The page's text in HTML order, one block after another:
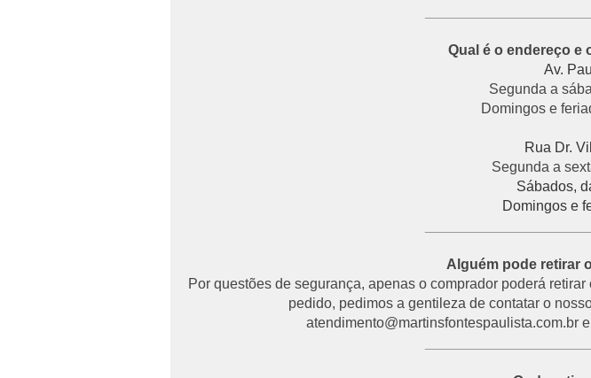
Qual é o endereço e
Av.
Segunda a
Domingos e
Rua Dr.
Segunda a
Sábados,
Domingos e
Alguém pode retirar
Por questões de segurança, apenas o comprador poderá
pedido, pedimos a gentileza de contatar o
atendimento@martinsfontespaulista.com.br